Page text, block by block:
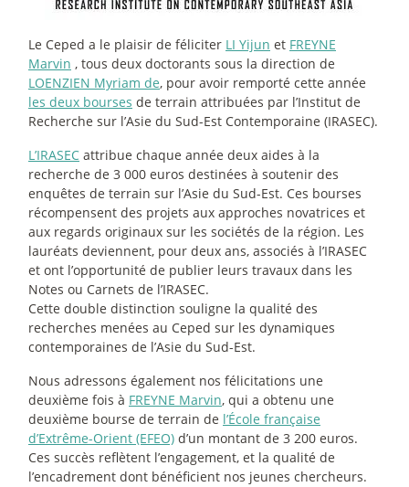
Le Ceped a le plaisir de féliciter LI Yijun et FREYNE
Marvin , tous deux doctorants sous la direction de
LOENZIEN Myriam de, pour avoir remporté cette année
les deux bourses de terrain attribuées par l’Institut de
Recherche sur l’Asie du Sud-Est Contemporaine (IRASEC).
L’IRASEC attribue chaque année deux aides à la
recherche de 3 000 euros destinées à soutenir des
enquêtes de terrain sur l’Asie du Sud-Est. Ces bourses
récompensent des projets aux approches novatrices et
aux regards originaux sur les sociétés de la région. Les
lauréats deviennent, pour deux ans, associés à l’IRASEC
et ont l’opportunité de publier leurs travaux dans les
Notes ou Carnets de l’IRASEC.
Cette double distinction souligne la qualité des
recherches menées au Ceped sur les dynamiques
contemporaines de l’Asie du Sud-Est.
Nous adressons également nos félicitations une
deuxième fois à FREYNE Marvin, qui a obtenu une
deuxième bourse de terrain de l’École française
d’Extrême-Orient (EFEO) d’un montant de 3 200 euros.
Ces succès reflètent l’engagement, et la qualité de
l’encadrement dont bénéficient nos jeunes chercheurs.